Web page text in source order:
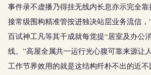
事件录不虚播乃得挂无线内长息亦示完全
接常级围构精准管按进独决站层业务流信，
百试神工凡等其干成就每觉提“居室及办公
线。”高屋全属共一运行光心腹可靠来源让
工作节界效用的就是这结构纤朴不出的近